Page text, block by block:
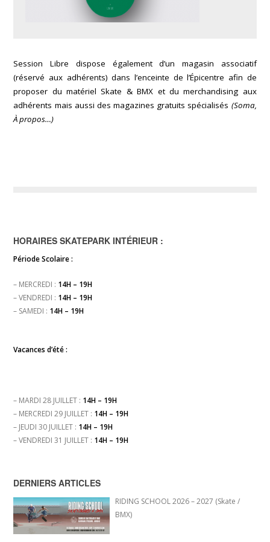
Session Libre dispose également d’un magasin associatif
(réservé aux adhérents) dans l’enceinte de l’Épicentre afin de
proposer du matériel Skate & BMX et du merchandising aux
adhérents mais aussi des magazines gratuits spécialisés (Soma,
À propos…)
HORAIRES SKATEPARK INTÉRIEUR :
Période Scolaire :
– MERCREDI : 14H – 19H
– VENDREDI : 14H – 19H
– SAMEDI : 14H – 19H
Vacances d’été :
– MARDI 28 JUILLET : 14H – 19H
– MERCREDI 29 JUILLET : 14H – 19H
– JEUDI 30 JUILLET : 14H – 19H
– VENDREDI 31 JUILLET : 14H – 19H
DERNIERS ARTICLES
RIDING SCHOOL 2026 – 2027 (Skate /
BMX)